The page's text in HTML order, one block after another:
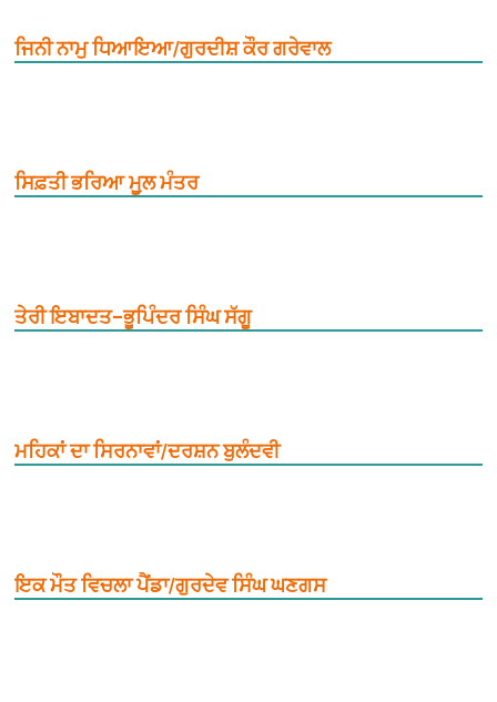
ਜਿਨੀ ਨਾਮੁ ਧਿਆਇਆ/ਗੁਰਦੀਸ਼ ਕੌਰ ਗਰੇਵਾਲ
ਸਿਫ਼ਤੀ ਭਰਿਆ ਮੂ਼ਲ ਮੰਤਰ
ਤੇਰੀ ਇਬਾਦਤ–ਭੂਪਿੰਦਰ ਸਿੰਘ ਸੱਗੂ
ਮਹਿਕਾਂ ਦਾ ਸਿਰਨਾਵਾਂ/ਦਰਸ਼ਨ ਬੁਲੰਦਵੀ
ਇਕ ਮੌਤ ਵਿਚਲਾ ਪੈਂਡਾ/ਗੁਰਦੇਵ ਸਿੰਘ ਘਣਗਸ